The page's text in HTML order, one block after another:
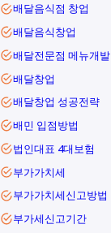
배달음식점 창업
배달음식창업
배달전문점 메뉴개발
배달창업
배달창업 성공전략
배민 입점방법
법인대표 4대보험
부가가치세
부가가치세신고방법
부가세신고기간